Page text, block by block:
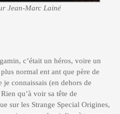
Jean-Marc Lainé
c’était un héros, voire un
normal ent ant que père de
je connaissais (en dehors de
qu’à voir sa tête de
sur les Strange Special Origines,